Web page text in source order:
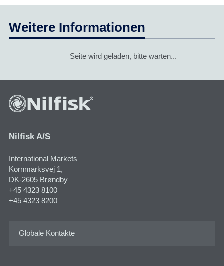
Weitere Informationen
Seite wird geladen, bitte warten...
Nilfisk A/S
International Markets
Kornmarksvej 1​,
DK-2605 Brøndby
+45 4323 8100
+45 4323 8200
Globale Kontakte